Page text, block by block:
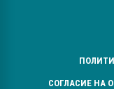
СОГЛАСИЕ НА